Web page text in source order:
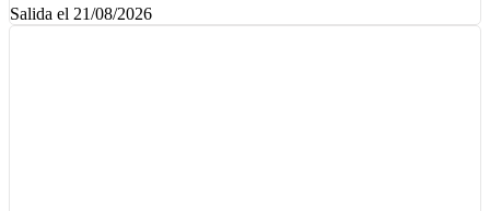
Salida el 21/08/2026